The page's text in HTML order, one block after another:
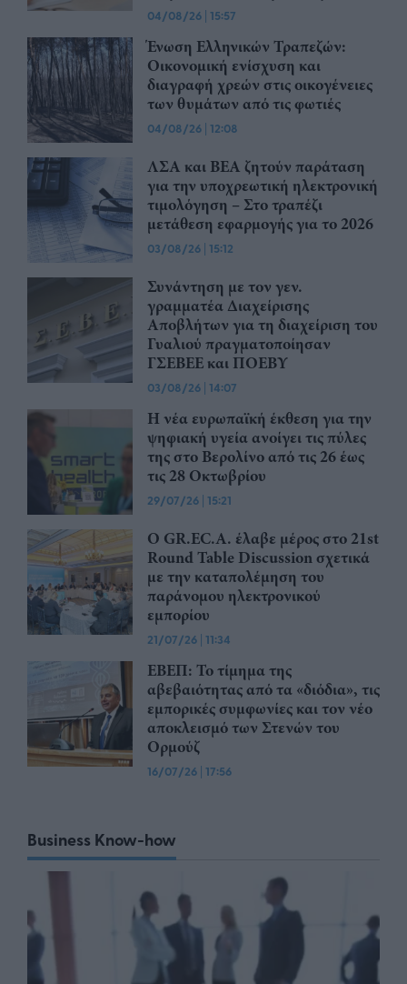
04/08/26 | 15:57
Ένωση Ελληνικών Τραπεζών:
Οικονομική ενίσχυση και
διαγραφή χρεών στις οικογένειες
των θυμάτων από τις φωτιές
04/08/26 | 12:08
ΛΣΑ και ΒΕΑ ζητούν παράταση
για την υποχρεωτική ηλεκτρονική
τιμολόγηση – Στο τραπέζι
μετάθεση εφαρμογής για το 2026
03/08/26 | 15:12
Συνάντηση με τον γεν.
γραμματέα Διαχείρισης
Αποβλήτων για τη διαχείριση του
Γυαλιού πραγματοποίησαν
ΓΣΕΒΕΕ και ΠΟΕΒΥ
03/08/26 | 14:07
Η νέα ευρωπαϊκή έκθεση για την
ψηφιακή υγεία ανοίγει τις πύλες
της στο Βερολίνο από τις 26 έως
τις 28 Οκτωβρίου
29/07/26 | 15:21
Ο GR.EC.A. έλαβε μέρος στο 21st
Round Table Discussion σχετικά
με την καταπολέμηση του
παράνομου ηλεκτρονικού
εμπορίου
21/07/26 | 11:34
ΕΒΕΠ: Το τίμημα της
αβεβαιότητας από τα «διόδια», τις
εμπορικές συμφωνίες και τον νέο
αποκλεισμό των Στενών του
Ορμούζ
16/07/26 | 17:56
Business Know-how